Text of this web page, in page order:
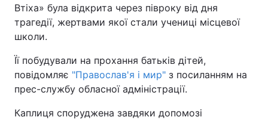
Втіха» була відкрита через півроку від дня
трагедії, жертвами якої стали учениці місцевої
школи.
Її побудували на прохання батьків дітей,
повідомляє "Православ'я і мир" з посиланням на
прес-службу обласної адміністрації.
Каплиця споруджена завдяки допомозі